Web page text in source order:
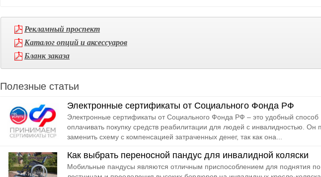
Рекламный проспект
Каталог опций и аксессуаров
Бланк заказа
Полезные статьи
Электронные сертификаты от Социального Фонда РФ
Электронные сертификаты от Социального Фонда РФ – это удобный способ
оплачивать покупку средств реабилитации для людей с инвалидностью. Он
заменить схему с компенсацией затраченных денег, так как она...
Как выбрать переносной пандус для инвалидной коляски
Мобильные пандусы являются отличным приспособлением для поднятия по